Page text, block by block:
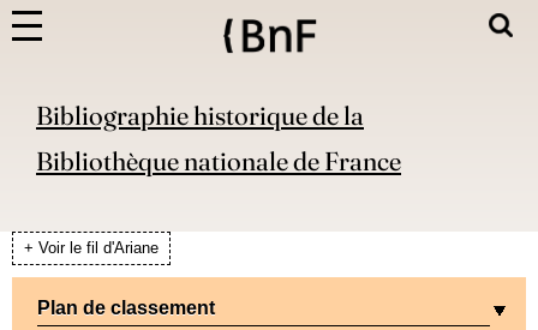
Bibliographie historique de la
Bibliothèque nationale de France
+ Voir le fil d'Ariane
Plan de classement